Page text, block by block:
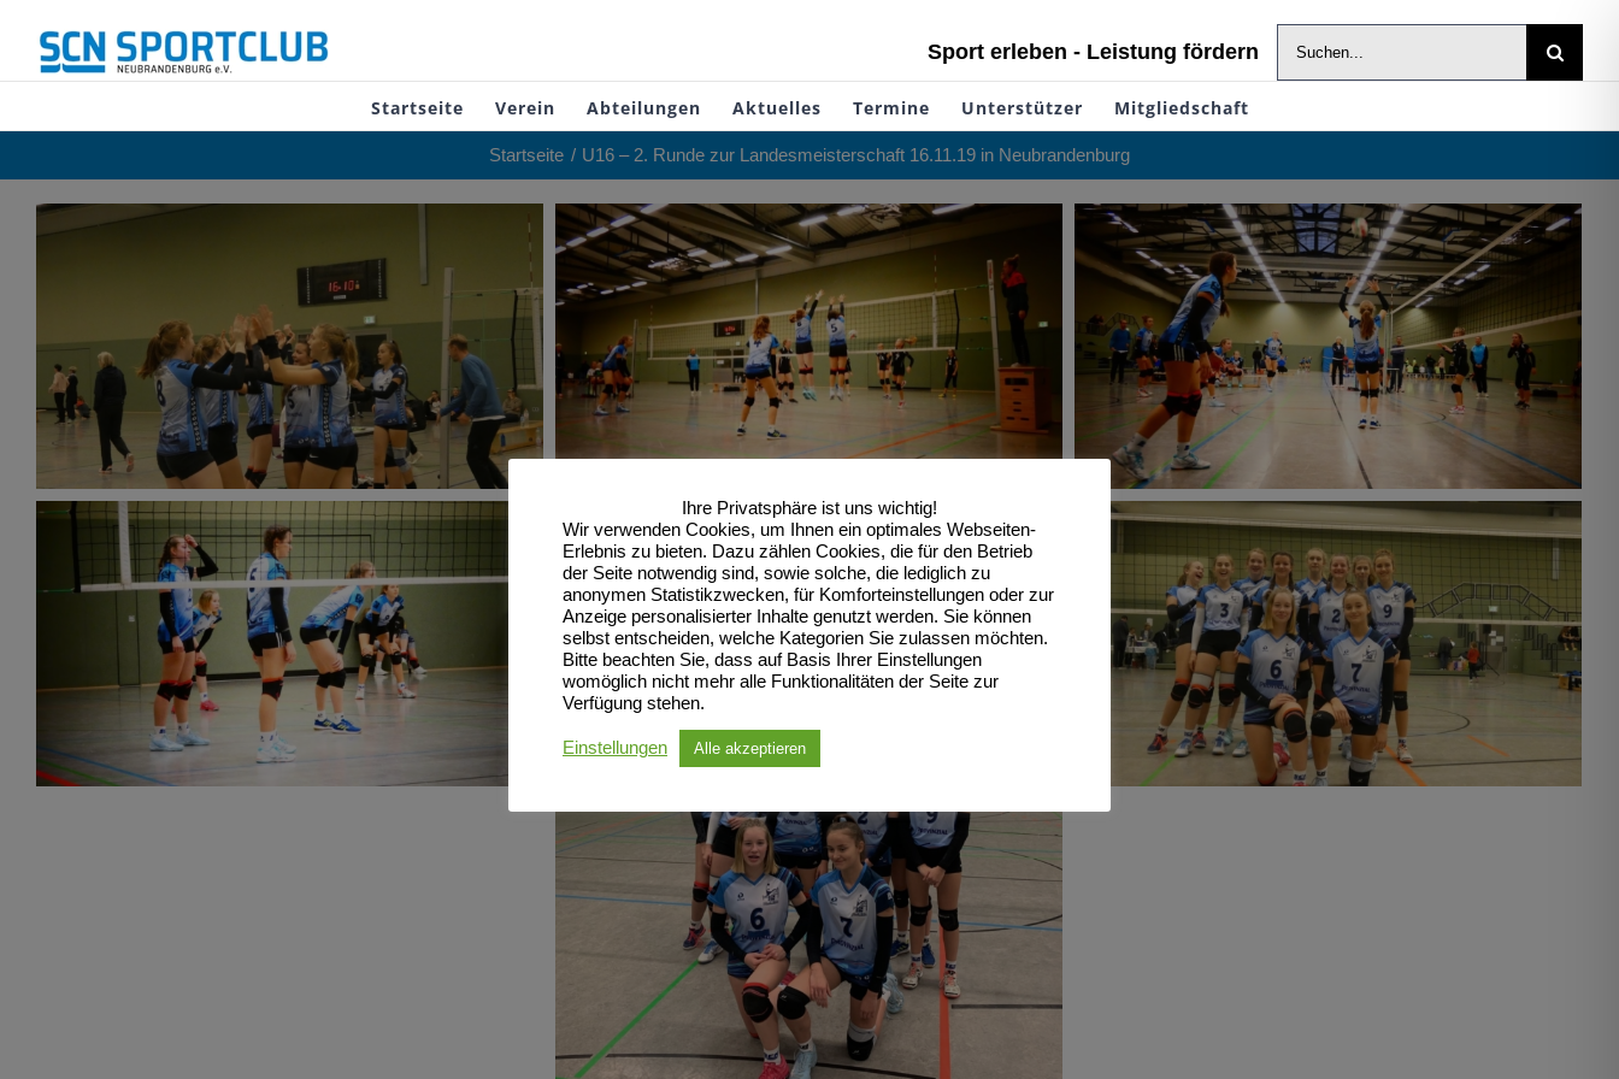
Inhalt
Sport erleben - Leistung fördern
Suche
nach:
Startseite Verein Abteilungen Aktuelles Termine Unterstützer Mitgliedschaft
Startseite U16 – 2. Runde zur Landesmeisterschaft 16.11.19 in Neubrandenburg
Ihre Privatsphäre ist uns wichtig!
Wir verwenden Cookies, um Ihnen ein optimales Webseiten-
Erlebnis zu bieten. Dazu zählen Cookies, die für den Betrieb
der Seite notwendig sind, sowie solche, die lediglich zu
anonymen Statistikzwecken, für Komforteinstellungen oder zur
Anzeige personalisierter Inhalte genutzt werden. Sie können
selbst entscheiden, welche Kategorien Sie zulassen möchten.
Bitte beachten Sie, dass auf Basis Ihrer Einstellungen
womöglich nicht mehr alle Funktionalitäten der Seite zur
Verfügung stehen.
Einstellungen Alle akzeptieren